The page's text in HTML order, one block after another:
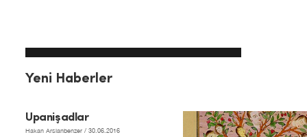
Yeni Haberler
Upanişadlar
Hakan Arslanbenzer / 30.06.2016